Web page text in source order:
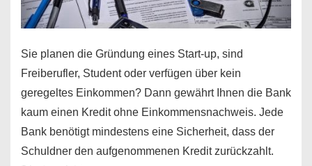
Sie planen die Gründung eines Start-up, sind
Freiberufler, Student oder verfügen über kein
geregeltes Einkommen? Dann gewährt Ihnen die Bank
kaum einen Kredit ohne Einkommensnachweis. Jede
Bank benötigt mindestens eine Sicherheit, dass der
Schuldner den aufgenommenen Kredit zurückzahlt.